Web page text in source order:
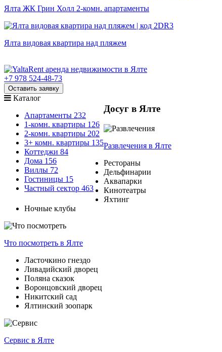
Ялта ЖК Грин Холл 2-комн. апартаменты
Ялта видовая квартира над пляжем
+7 978 524-48-73
Оставить заявку
Каталог
Апартаменты 232
1-комн. квартиры 126
2-комн. квартиры 202
3+ комн. квартиры 135
Коттеджи 84
Дома 156
Виллы 72
Гостиницы 15
Частный сектор 463
Досуг в Ялте
Развлечения в Ялте
Рестораны
Дельфинарии
Аквапарки
Кинотеатры
Яхтинг
Ночные клубы
Что посмотреть в Ялте
Ласточкино гнездо
Ливадийский дворец
Поляна сказок
Воронцовский дворец
Никитский сад
Ялтинский зоопарк
Сервис в Ялте